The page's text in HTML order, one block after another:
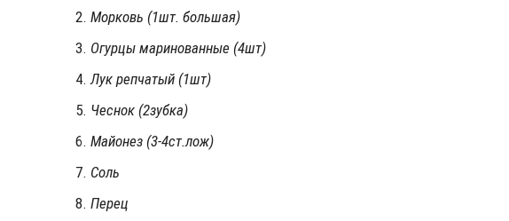
Морковь (1шт. большая)
Огурцы маринованные (4шт)
Лук репчатый (1шт)
Чеснок (2зубка)
Майонез (3-4ст.лож)
Соль
Перец